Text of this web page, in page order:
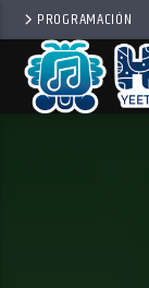
PROGRAMACIÓN